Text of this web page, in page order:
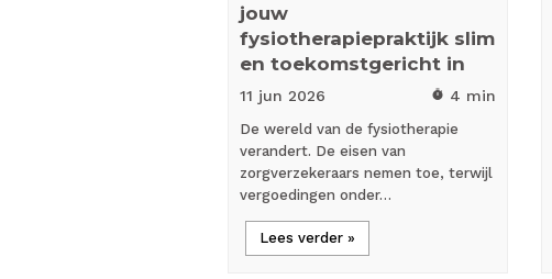
jouw
fysiotherapiepraktijk slim
en toekomstgericht in
11 jun 2026 timer 4 min
De wereld van de fysiotherapie
verandert. De eisen van
zorgverzekeraars nemen toe, terwijl
vergoedingen onder…
Lees verder »